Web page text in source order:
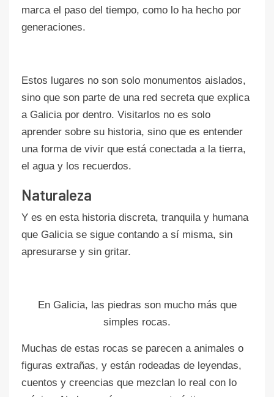
marca el paso del tiempo, como lo ha hecho por
generaciones.
Estos lugares no son solo monumentos aislados,
sino que son parte de una red secreta que explica
a Galicia por dentro. Visitarlos no es solo
aprender sobre su historia, sino que es entender
una forma de vivir que está conectada a la tierra,
el agua y los recuerdos.
Naturaleza
Y es en esta historia discreta, tranquila y humana
que Galicia se sigue contando a sí misma, sin
apresurarse y sin gritar.
En Galicia, las piedras son mucho más que
simples rocas.
Muchas de estas rocas se parecen a animales o
figuras extrañas, y están rodeadas de leyendas,
cuentos y creencias que mezclan lo real con lo